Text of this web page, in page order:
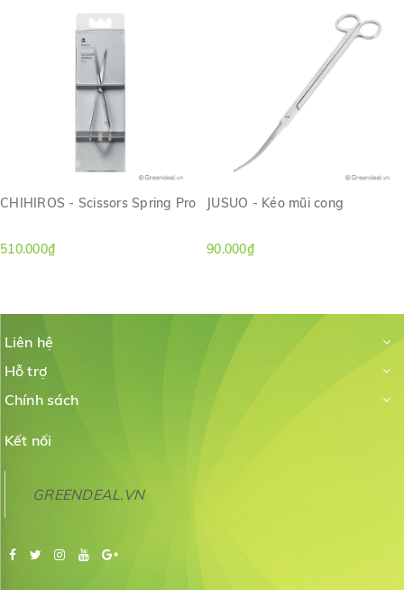
CHIHIROS - Scissors Spring Pro
510.000₫
JUSUO - Kéo mũi cong
90.000₫
Liên hệ
Hỗ trợ
Chính sách
Kết nối
GREENDEAL.VN